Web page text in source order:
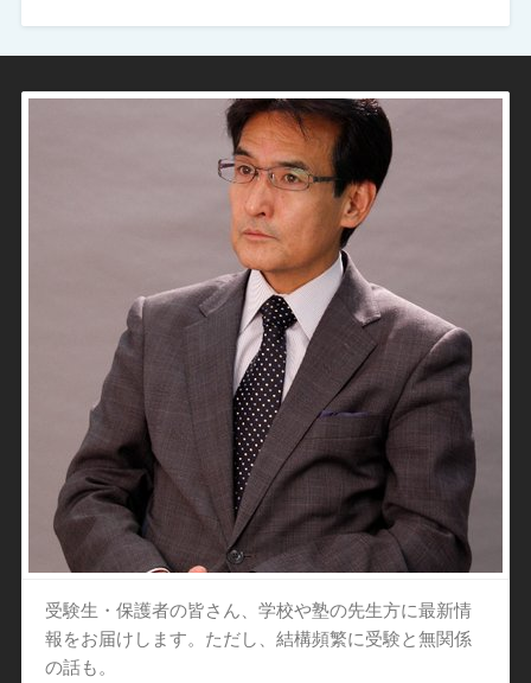
受験生・保護者の皆さん、学校や塾の先生方に最新情
報をお届けします。ただし、結構頻繁に受験と無関係
の話も。